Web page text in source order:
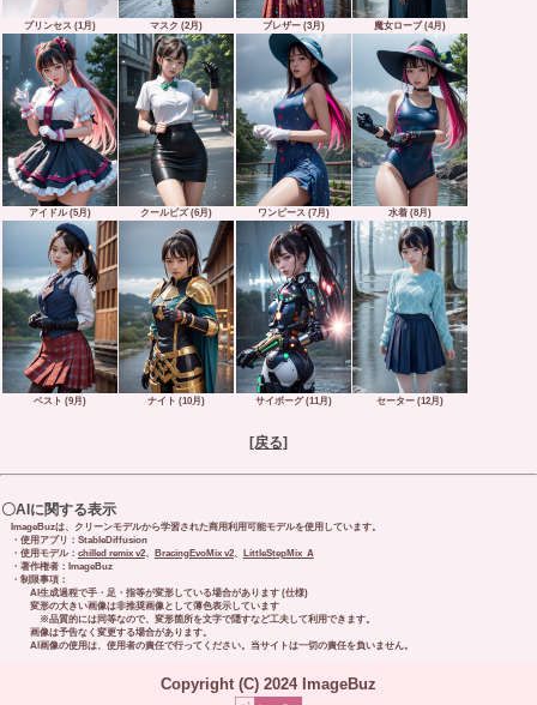
プリンセス (1月) マスク (2月) ブレザー (3月) 魔女ローブ (4月)
アイドル (5月) クールビズ (6月) ワンピース (7月) 水着 (8月)
ベスト (9月) ナイト (10月) サイボーグ (11月) セーター (12月)
[戻る]
〇AIに関する表示
ImageBuzは、クリーンモデルから学習された商用利用可能モデルを使用しています。
・使用アプリ：StableDiffusion
・使用モデル： chilled remix v2、 BracingEvoMix v2、
LittleStepMix_A
・著作権者：ImageBuz
・制限事項：
AI生成過程で手・足・指等が変形している場合があります (仕様)
変形の大きい画像は非推奨画像として薄色表示しています
※品質的には同等なので、変形箇所を文字で隠すなど工夫して利用できます。
画像は予告なく変更する場合があります。
AI画像の使用は、使用者の責任で行ってください。当サイトは一切の責任を負いません。
Copyright (C) 2024 ImageBuz